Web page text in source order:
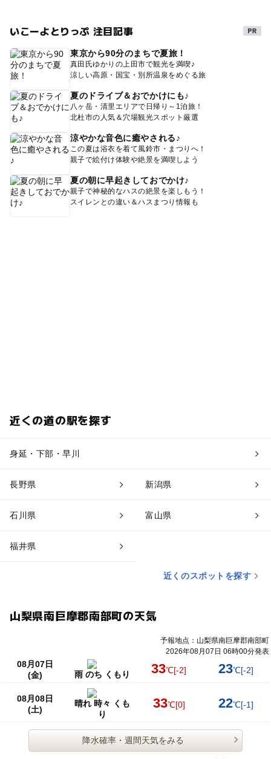
いこーよとりっぷ 注目記事
東京から90分のまちで夏旅！
真田氏ゆかりの上田市で観光を満喫♪
涼しい高原・国宝・別所温泉をめぐる旅
夏のドライブ＆おでかけにも♪
八ヶ岳・清里エリアで日帰り～1泊旅！
北杜市の人気＆穴場観光スポット厳選
涼やかな音色に癒やされる♪
この夏は浴衣を着て風鈴市・まつりへ！
親子で絵付け体験や絶景を満喫しよう
夏の朝に早起きしておでかけ♪
親子で神秘的なハスの絶景を楽しもう！
スイレンとの違い＆ハスまつり情報も
近くの道の駅を探す
身延・下部・早川
長野県 新潟県
石川県 富山県
福井県
近くのスポットを探す
山梨県南巨摩郡南部町の天気
予報地点：山梨県南巨摩郡南部町
2026年08月07日 06時00分発表
08月07日
(金)
雨 のち くもり 33℃[-2] 23℃[-2]
08月08日
(土)
晴れ 時々 くも
り
33℃[0] 22℃[-1]
降水確率・週間天気をみる